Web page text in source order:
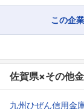
この企
佐賀県×その他
九州ひぜん信用金